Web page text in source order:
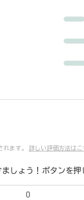
れます。 詳しい評価方法はこ
しょう！ボタンを押
0